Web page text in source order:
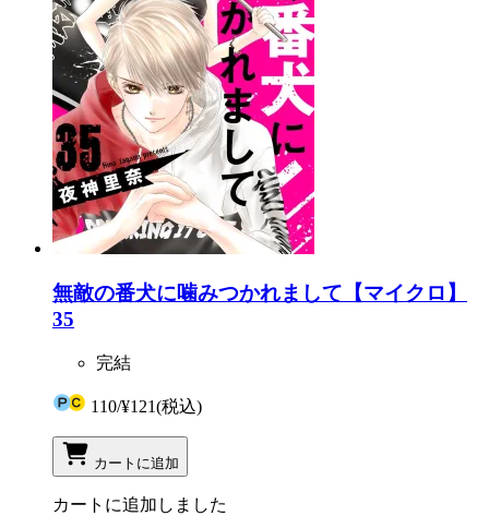
無敵の番犬に噛みつかれまして【マイクロ】
35
完結
110/¥121(税込)
カートに追加
カートに追加しました